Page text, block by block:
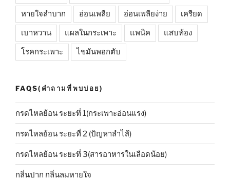
หายใจลำบาก อ่อนเพลีย อ่อนเพลียง่าย เครียด
เบาหวาน แผลในกระเพาะ แพนิค แสบท้อง
โรคกระเพาะ ไขมันพอกตับ
FAQS(คำถามที่พบบ่อย)
กรดไหลย้อน ระยะที่ 1(กระเพาะอ่อนแรง)
กรดไหลย้อน ระยะที่ 2 (ปัญหาลำไส้)
กรดไหลย้อน ระยะที่ 3(สารอาหารในเลือดน้อย)
กลิ่นปาก กลิ่นลมหายใจ